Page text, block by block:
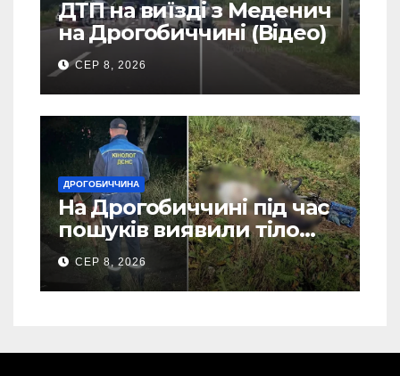
ДТП на виїзді з Меденич
на Дрогобиччині (Відео)
СЕР 8, 2026
ДРОГОБИЧЧИНА
На Дрогобиччині під час
пошуків виявили тіло
зниклого чоловіка (Фото)
СЕР 8, 2026